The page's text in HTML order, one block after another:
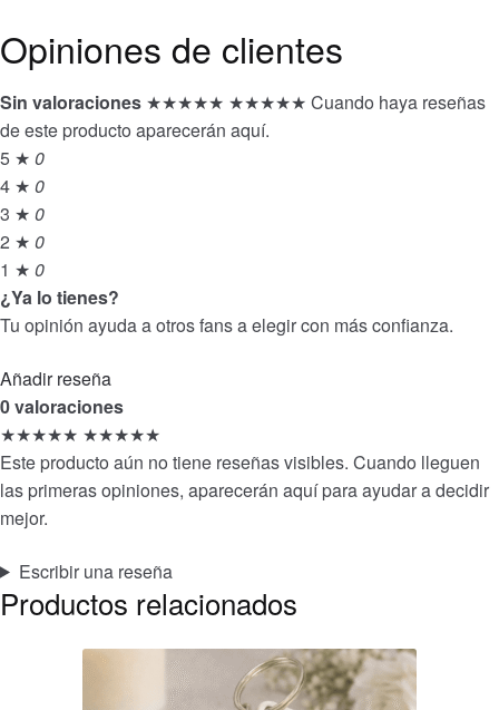
Opiniones de clientes
Sin valoraciones ★★★★★ ★★★★★ Cuando haya reseñas
de este producto aparecerán aquí.
5 ★ 0
4 ★ 0
3 ★ 0
2 ★ 0
1 ★ 0
¿Ya lo tienes?
Tu opinión ayuda a otros fans a elegir con más confianza.
Añadir reseña
0 valoraciones
★★★★★ ★★★★★
Este producto aún no tiene reseñas visibles. Cuando lleguen
las primeras opiniones, aparecerán aquí para ayudar a decidir
mejor.
Escribir una reseña
Productos relacionados